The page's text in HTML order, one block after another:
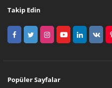
Takip Edin
Popüler Sayfalar